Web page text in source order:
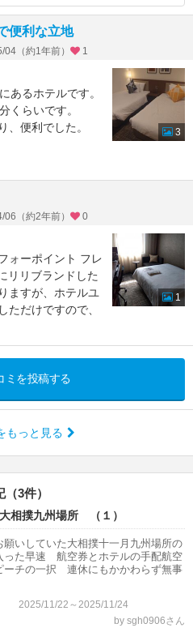
便利な立地
（約1年前） 1
あるホテルです。
くらいです。
、便利でした。
ーで必要な物を取
3
（約2年前） 0
ォーポイント フレ
リリブランドした
ますが、ホテルユ
ただけですので、
1
ミを投稿する
もっと見る
3件）
相撲九州場所 （１）
願いしていた大相撲十一月九州場所の
った早速 航空券とホテルの手配航空
ーチの一択 連休にもかかわらず無事
2025/11/22～2025/11/24
by sgh0906さん